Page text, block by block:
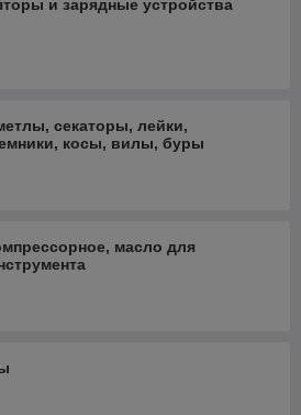
и зарядные устройства
секаторы, лейки,
косы, вилы, буры
масло для